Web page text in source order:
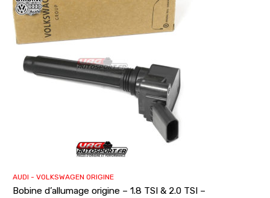
AUDI - VOLKSWAGEN ORIGINE
Bobine d’allumage origine – 1.8 TSI & 2.0 TSI –